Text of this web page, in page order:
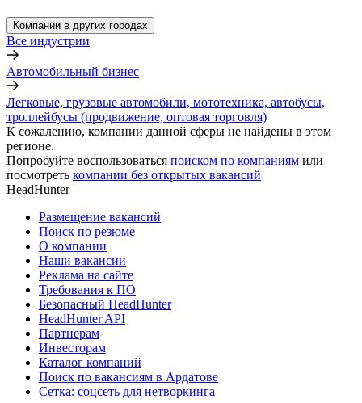
Компании в других городах
Все индустрии
Автомобильный бизнес
Легковые, грузовые автомобили, мототехника, автобусы,
троллейбусы (продвижение, оптовая торговля)
К сожалению, компании данной сферы не найдены в этом
регионе.
Попробуйте воспользоваться поиском по компаниям или
посмотреть компании без открытых вакансий
HeadHunter
Размещение вакансий
Поиск по резюме
О компании
Наши вакансии
Реклама на сайте
Требования к ПО
Безопасный HeadHunter
HeadHunter API
Партнерам
Инвесторам
Каталог компаний
Поиск по вакансиям в Ардатове
Сетка: соцсеть для нетворкинга